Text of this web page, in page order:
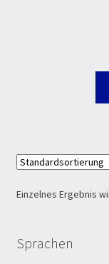
Kontakt
Einzelnes Ergebnis
Sprachen